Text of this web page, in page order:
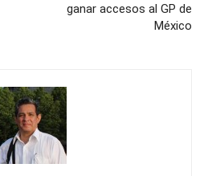
ganar accesos al GP de
México